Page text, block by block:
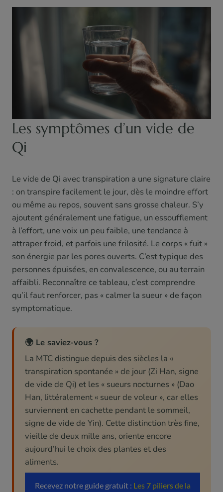
Les symptômes d’un vide de
Qi
Le vide de Qi avec transpiration a une signature claire
: on transpire facilement le jour, dès le moindre effort
ou même au repos, souvent sans grosse chaleur. S’y
ajoutent généralement une fatigue, un essoufflement
à l’effort, une voix un peu faible, une tendance à
attraper froid, et parfois une frilosité. Le corps « fuit »
son énergie par les pores ouverts. C’est typique des
personnes épuisées, en convalescence, ou au terrain
affaibli. Reconnaître ce tableau, c’est comprendre
qu’il faut renforcer, pas « calmer la sueur » de façon
symptomatique.
🌍 Le saviez-vous ?
La MTC distingue depuis des siècles la «
transpiration spontanée » de jour (Zi Han, signe
de vide de Qi) et les « sueurs nocturnes » (Dao
Han, littéralement « sueur de voleur », car elles
surviennent en cachette pendant le sommeil,
signe de vide de Yin). Cette distinction très fine,
vieille de deux mille ans, oriente encore
aujourd’hui le choix des plantes et des
aliments.